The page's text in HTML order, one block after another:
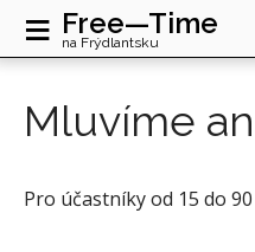
≡ Free—Time
na Frýdlantsku
Mluvíme
Pro účastníky od 15 do